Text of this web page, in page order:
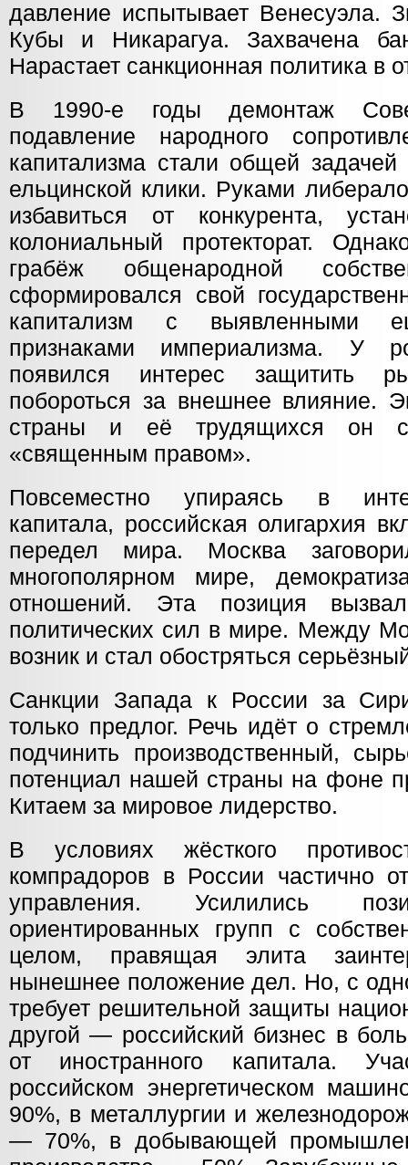
давление испытывает Венесуэла.
Кубы и Никарагуа. Захвачена
Нарастает санкционная политика в
В 1990-е годы демонтаж
подавление народного
капитализма стали общей
ельцинской клики. Руками
избавиться от конкурента,
колониальный протекторат.
грабёж общенародной
сформировался свой
капитализм с
признаками империализма. У
появился интерес защитить
побороться за внешнее влияние.
страны и её трудящихся он
«священным правом».
Повсеместно упираясь в
капитала, российская олигархия
передел мира. Москва
многополярном мире,
отношений. Эта позиция
политических сил в мире. Между
возник и стал обостряться
Санкции Запада к России за
только предлог. Речь идёт о
подчинить производственный,
потенциал нашей страны на фоне
Китаем за мировое лидерство.
В условиях жёсткого
компрадоров в России частично
управления. Усилились
ориентированных групп с
целом, правящая элита
нынешнее положение дел. Но, с
требует решительной защиты
другой — российский бизнес в
от иностранного капитала.
российском энергетическом
90%, в металлургии и
— 70%, в добывающей